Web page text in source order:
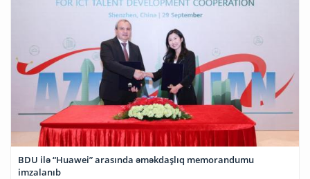
BDU ilə “Huawei” arasında əməkdaşlıq memorandumu
imzalanıb